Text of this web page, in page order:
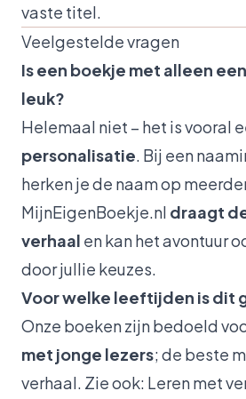
vaste titel.
Veelgestelde vragen
Is een boekje met alleen
leuk?
Helemaal niet – het is vooral
personalisatie. Bij een
herken je de naam op
MijnEigenBoekje.nl draagt
verhaal en kan het avontuur
door jullie keuzes.
Voor welke leeftijden is dit
Onze boeken zijn bedoeld
met jonge lezers; de beste
verhaal. Zie ook: Leren met